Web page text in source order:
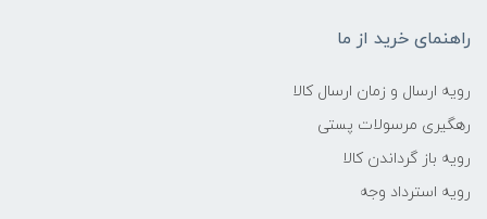
راهنمای خرید از ما
رویه ارسال و زمان ارسال کالا
رهگیری مرسولات پستی
رویه باز گرداندن کالا
رویه استرداد وجه